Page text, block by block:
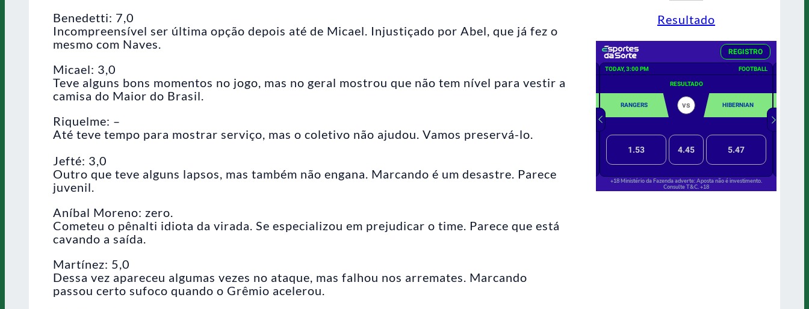
Benedetti: 7,0
Incompreensível ser última opção depois até de Micael. Injustiçado por Abel, que já fez o
mesmo com Naves.
Micael: 3,0
Teve alguns bons momentos no jogo, mas no geral mostrou que não tem nível para vestir a
camisa do Maior do Brasil.
Riquelme: –
Até teve tempo para mostrar serviço, mas o coletivo não ajudou. Vamos preservá-lo.
Jefté: 3,0
Outro que teve alguns lapsos, mas também não engana. Marcando é um desastre. Parece
juvenil.
Aníbal Moreno: zero.
Cometeu o pênalti idiota da virada. Se especializou em prejudicar o time. Parece que está
cavando a saída.
Martínez: 5,0
Dessa vez apareceu algumas vezes no ataque, mas falhou nos arremates. Marcando
passou certo sufoco quando o Grêmio acelerou.
Resultado